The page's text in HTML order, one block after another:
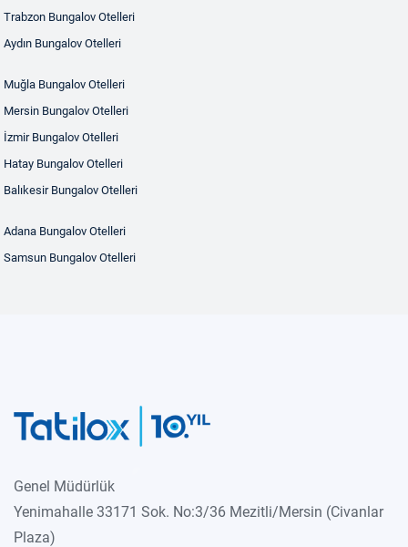
Trabzon Bungalov Otelleri
Aydın Bungalov Otelleri
Muğla Bungalov Otelleri
Mersin Bungalov Otelleri
İzmir Bungalov Otelleri
Hatay Bungalov Otelleri
Balıkesir Bungalov Otelleri
Adana Bungalov Otelleri
Samsun Bungalov Otelleri
Genel Müdürlük
Yenimahalle 33171 Sok. No:3/36 Mezitli/Mersin (Civanlar
Plaza)